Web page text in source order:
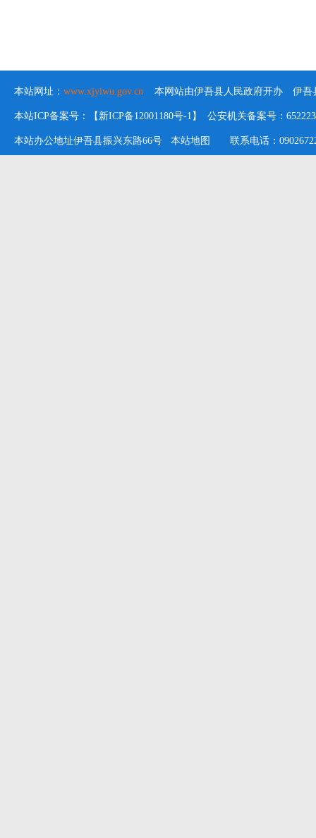
本站网址： www.xjyiwu.gov.cn 本网站由伊吾县人民政府开办 伊吾
本站ICP备案号：【新ICP备12001180号-1】 公安机关备案号：
本站办公地址伊吾县振兴东路66号 本站地图 联系电话：